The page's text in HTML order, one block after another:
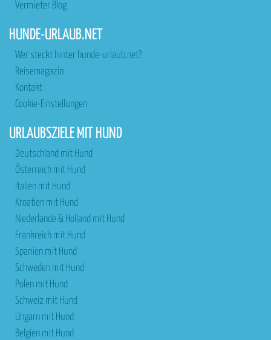
Vermieter Blog
HUNDE-URLAUB.NET
Wer steckt hinter hunde-urlaub.net?
Reisemagazin
Kontakt
Cookie-Einstellungen
URLAUBSZIELE MIT HUND
Deutschland mit Hund
Österreich mit Hund
Italien mit Hund
Kroatien mit Hund
Niederlande & Holland mit Hund
Frankreich mit Hund
Spanien mit Hund
Schweden mit Hund
Polen mit Hund
Schweiz mit Hund
Ungarn mit Hund
Belgien mit Hund